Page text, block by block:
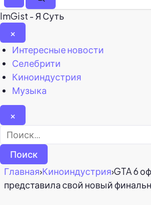
МенюПоиск
ImGist - Я Суть
×
Закрыть
меню
Интересные новости
Селебрити
Киноиндустрия
Музыка
×
Найти:
Главная›Киноиндустрия›GTA 6
представила свой новый